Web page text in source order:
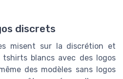
discrets
misent sur la discrétion et
blancs avec des logos
des modèles sans logos